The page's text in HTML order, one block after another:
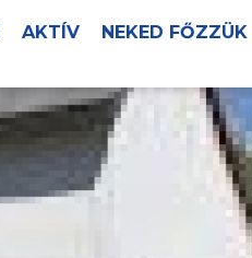
AKTÍV NEKED FŐZZÜK